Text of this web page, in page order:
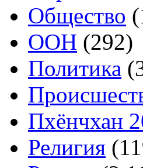
Общество
ООН (292)
Политика
Пхёнчхан
Религия